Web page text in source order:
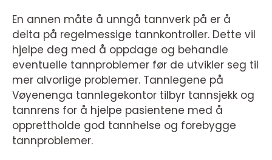
En annen måte å unngå tannverk på er å
delta på regelmessige tannkontroller. Dette vil
hjelpe deg med å oppdage og behandle
eventuelle tannproblemer før de utvikler seg til
mer alvorlige problemer. Tannlegene på
Vøyenenga tannlegekontor tilbyr tannsjekk og
tannrens for å hjelpe pasientene med å
opprettholde god tannhelse og forebygge
tannproblemer.